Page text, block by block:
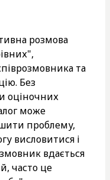
розмова
та
Без
оціночних
може
проблему,
висловитися і
вдається
часто це